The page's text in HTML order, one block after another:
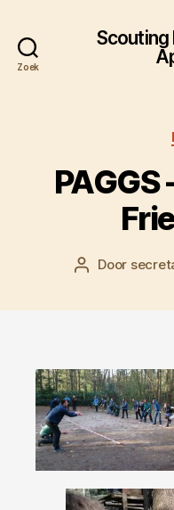
Zoek
Scouting
PAGGS
Berichtauteur
Door